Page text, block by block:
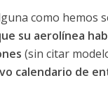
como hemos
su aerolínea
(sin citar
calendario de